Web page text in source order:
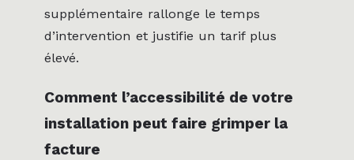
supplémentaire rallonge le temps
d’intervention et justifie un tarif plus
élevé.
Comment l’accessibilité de votre
installation peut faire grimper la
facture